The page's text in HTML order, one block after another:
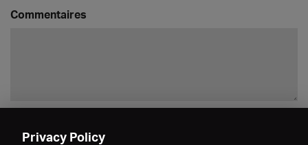
Commentaires
Privacy Policy